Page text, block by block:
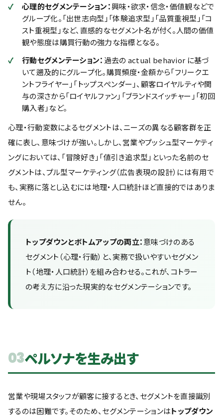
心理的セグメンテーション：興味・欲求・信念・価値観などで
グループ化。「出世志向型」「体験追求型」「品質重視型」「コ
スト重視型」など、直感的なセグメント名が付く。人間の価値
観や態度は購買行動の強力な指標となる。
行動セグメンテーション： 過去の actual behavior に基づ
いて遡及的にグループ化。購買頻度・金額から「フリークエ
ントフライヤー」「トップスぺンダー」、顧客ロイヤルティや関
与の深さから「ロイヤルファン」「ブランドスイッチャー」「初回
購入者」など。
心理・行動変数によるセグメントは、ニーズの異なる顧客群を正
確に表し、意味づけが強い。しかし、営業やプッシュ型マーケティ
ングにおいては、「冒険好き」「値引き追求型」といった名前のセ
グメントは、プル型マーケティング（広告表現の設計）には有用で
も、実務に落とし込むには地理・人口統計ほど直接的ではありま
せん。
トップダウンとボトムアップの両立：意味づけのある
セグメント（心理・行動）と、実務で扱いやすいセグメン
ト（地理・人口統計）を組み合わせる。これが、コトラー
の考え方に沿った現実的なセグメンテーションです。
03ペルソナを生み出す
営業や現場スタッフが顧客に接するとき、セグメントを直接識別
するのは困難です。そのため、セグメンテーションはトップダウン